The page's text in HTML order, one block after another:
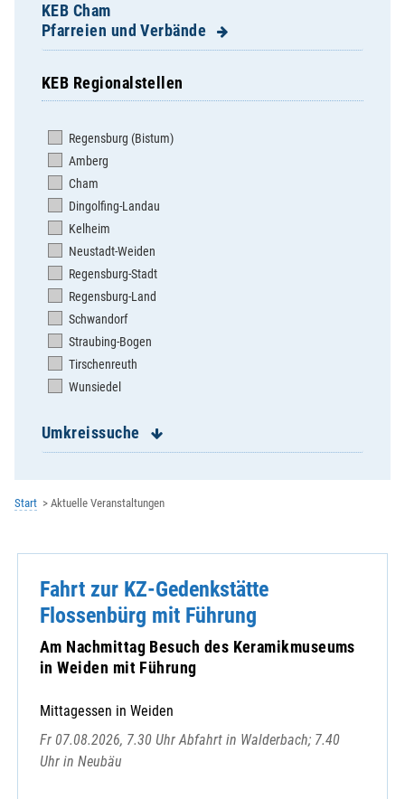
KEB Cham
Pfarreien und Verbände
Arnschwang - St. Martin
Arrach - St. Valentin
Ast - Zu unserer lieben Frau
Bad Kötzting - St.Mariä Himmelfahrt
Cham - Kolpingsfamilie
Cham - St. Jakob
Cham - St. Josef
Chamerau - St. Peter und Paul
Chammünster - St.Mariä Himmelfahrt
Dalking - St. Peter und Paul
Döfering - St. Ägidius
Eschlkam - St. Jakobus
Grafenkirchen - St. Laurentius
Grafenwiesen - Hl.Dreifaltigkeit
Haibühl/Arrach - St. Wolfgang
Harrling/Zandt - St. Bartholomäus
Heinrichskirchen - St. Nikolaus
Hohenwarth - St. Johannes der Täufer
KEB im Bistum Regensburg e.V.
Lam - St. Ulrich
KEB Regionalstellen
Regensburg (Bistum)
Amberg
Cham
Dingolfing-Landau
Kelheim
Neustadt-Weiden
Regensburg-Stadt
Regensburg-Land
Schwandorf
Straubing-Bogen
Tirschenreuth
Wunsiedel
Umkreissuche
Start Aktuelle Veranstaltungen
Fahrt zur KZ-Gedenkstätte
Flossenbürg mit Führung
Am Nachmittag Besuch des Keramikmuseums
in Weiden mit Führung
Mittagessen in Weiden
Fr 07.08.2026, 7.30 Uhr Abfahrt in Walderbach; 7.40
Uhr in Neubäu